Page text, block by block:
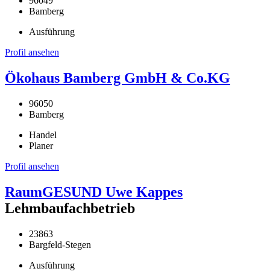
Bamberg
Ausführung
Profil ansehen
Ökohaus Bamberg GmbH & Co.KG
96050
Bamberg
Handel
Planer
Profil ansehen
RaumGESUND Uwe Kappes
Lehmbaufachbetrieb
23863
Bargfeld-Stegen
Ausführung